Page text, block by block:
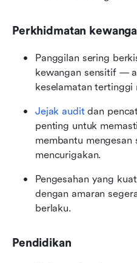
Perkhidmatan
Panggilan sering
kewangan sensitif —
keselamatan
Jejak audit dan
penting untuk
membantu mengesan
mencurigakan.
Pengesahan yang
dengan amaran
berlaku.
Pendidikan